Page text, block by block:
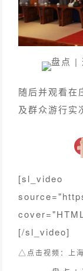
随后并观看在
及群众游行实
[sl_video
[/sl_video]
△ 点击视频： 上